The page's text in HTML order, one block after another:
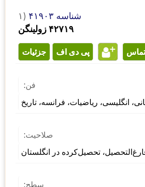
۱)
شناسه ۴۱۹۰۳
۴۲۷۱۹ زولینگن
جزئیات پی دی اف تماس
فن:
انگلیسی، ریاضیات، فرانسه، تاریخ
صلاحیت:
انگلستان
سطح: